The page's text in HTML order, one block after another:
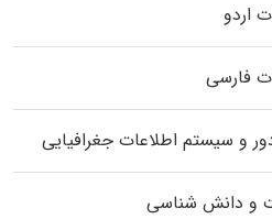
اردو
فارسی
و سیستم اطلاعات جغرافیایی
و دانش شناسی